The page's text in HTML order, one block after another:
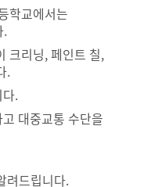
학교에서는
.
크리닝, 페인트 칠,
.
.
대중교통 수단을
려드립니다.